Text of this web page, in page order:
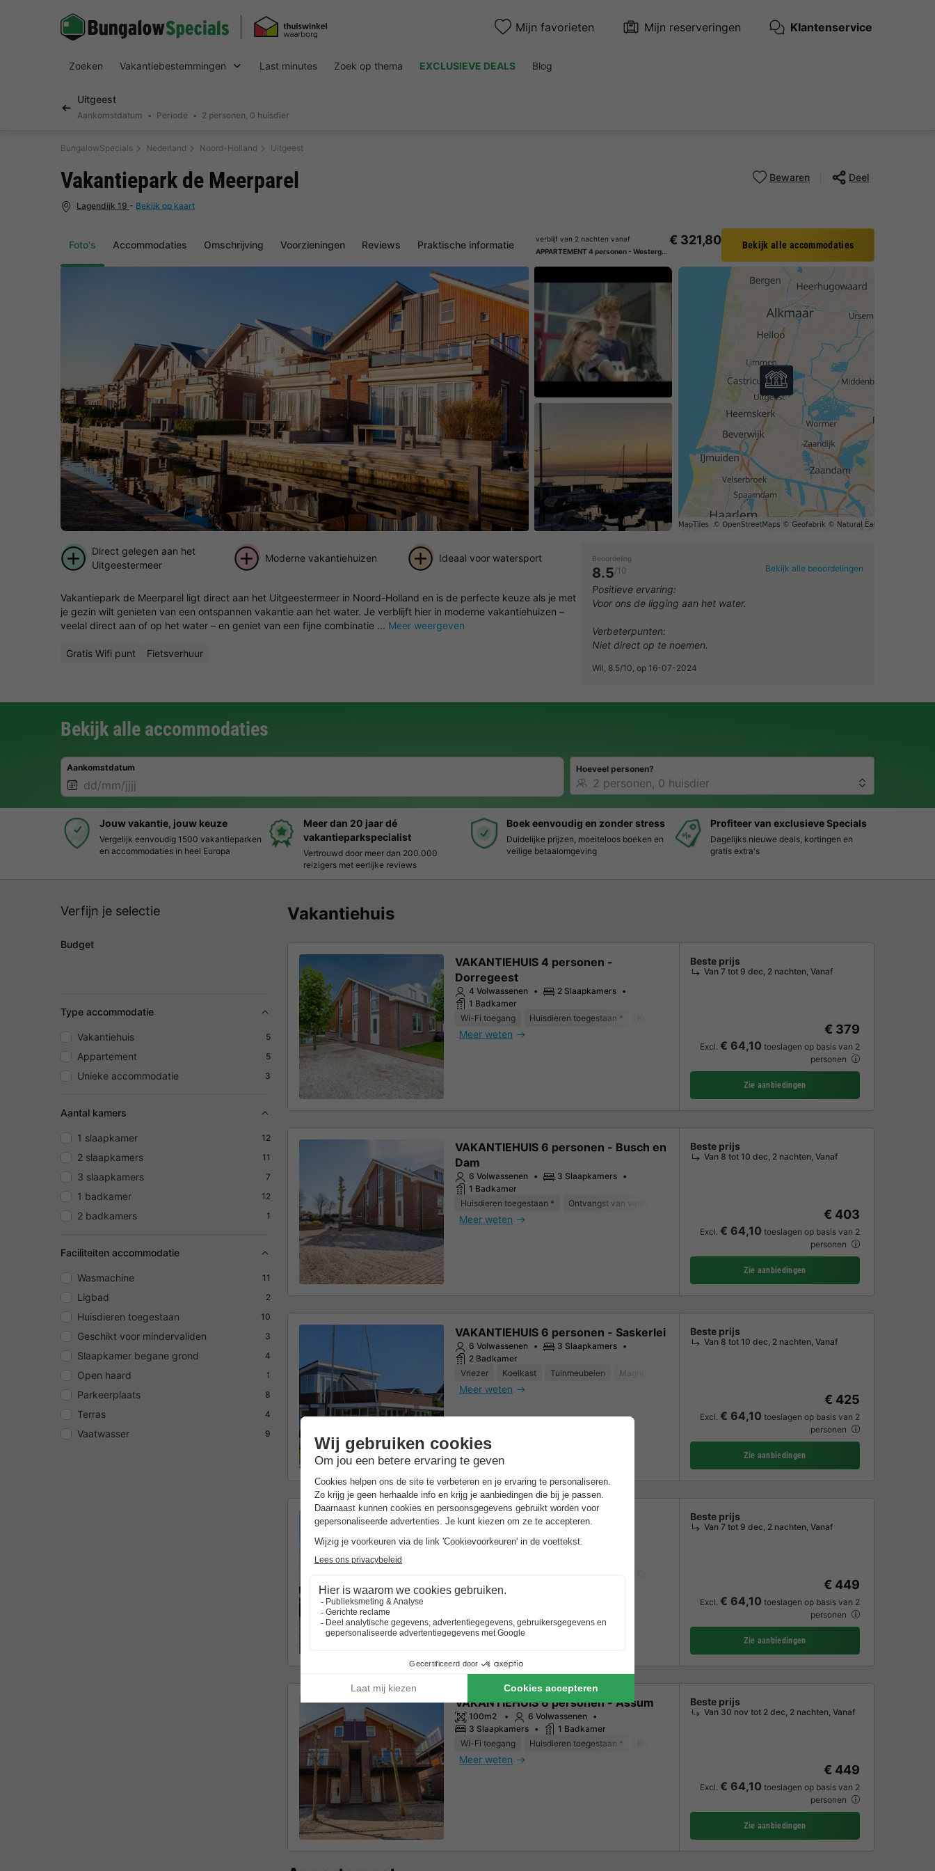
Mijn favorieten Mijn reserveringen Klantenservice
Zoeken Vakantiebestemmingen Last minutes Zoek op thema EXCLUSIEVE DEALS Blog
Uitgeest
Aankomstdatum Periode 2 personen, 0 huisdier
BungalowSpecials Nederland Noord-Holland Uitgeest
Foto's Accommodaties Omschrijving Voorzieningen Reviews Praktische informatie
verblijf van 2 nachten vanaf
APPARTEMENT 4 personen - Westergeest 2
€ 321,80 Bekijk alle accommodaties
Vakantiepark de Meerparel Bewaren Deel
Lagendijk 19 - Bekijk op kaart
Speel de video af
foto's
Beoordeling
8.5/10 Bekijk alle beoordelingen
Positieve ervaring:
Voor ons de ligging aan het water.
Verbeterpunten:
Niet direct op te noemen.
Wil, 8.5/10, op 16-07-2024
Direct gelegen aan het
Uitgeestermeer
Moderne vakantiehuizen Ideaal voor watersport
Vakantiepark de Meerparel ligt direct aan het Uitgeestermeer in Noord-Holland en is de perfecte keuze als je met
je gezin wilt genieten van een ontspannen vakantie aan het water. Je verblijft hier in moderne vakantiehuizen –
veelal direct aan of op het water – en geniet van een fijne combinatie ... Meer weergeven
Gratis Wifi punt Fietsverhuur
Bekijk alle accommodaties
Aankomstdatum Hoeveel personen?
Jouw vakantie, jouw keuze
Vergelijk eenvoudig 1500 vakantieparken
en accommodaties in heel Europa
Meer dan 20 jaar dé
vakantieparkspecialist
Vertrouwd door meer dan 200.000
reizigers met eerlijke reviews
Boek eenvoudig en zonder stress
Duidelijke prijzen, moeiteloos boeken en
veilige betaalomgeving
Profiteer van exclusieve Specials
Dagelijks nieuwe deals, kortingen en
gratis extra's
Verfijn je selectie
Budget
Type accommodatie
Vakantiehuis 5
Appartement 5
Unieke accommodatie 3
Aantal kamers
1 slaapkamer 12
2 slaapkamers 11
3 slaapkamers 7
1 badkamer 12
2 badkamers 1
Faciliteiten accommodatie
Wasmachine 11
Ligbad 2
Huisdieren toegestaan 10
Geschikt voor mindervaliden 3
Slaapkamer begane grond 4
Open haard 1
Parkeerplaats 8
Terras 4
Vaatwasser 9
Vakantiehuis
VAKANTIEHUIS 4 personen -
Dorregeest
4 Volwassenen
2 Slaapkamers
1 Badkamer
Wi-Fi toegang
Huisdieren toegestaan *
Meer weten
Beste prijs
Van 7 tot 9 dec, 2 nachten, Vanaf
€ 379
Excl. € 64,10 toeslagen op basis van 2
personen
Zie aanbiedingen
VAKANTIEHUIS 6 personen - Busch en
Dam
6 Volwassenen
3 Slaapkamers
1 Badkamer
Huisdieren toegestaan *
Ontvangst van verminderde mobiliteit
Meer weten
Beste prijs
Van 8 tot 10 dec, 2 nachten, Vanaf
€ 403
Excl. € 64,10 toeslagen op basis van 2
personen
Zie aanbiedingen
VAKANTIEHUIS 6 personen - Saskerlei
6 Volwassenen
3 Slaapkamers
2 Badkamer
Vriezer
Koelkast Tuinmeubelen Magnetron
Meer weten
Beste prijs
Van 8 tot 10 dec, 2 nachten, Vanaf
€ 425
Excl. € 64,10 toeslagen op basis van 2
personen
Zie aanbiedingen
VAKANTIEHUIS 6 personen -
6 Volwassenen
3 Slaapkamers
Meer weten
Beste prijs
Van 7 tot 9 dec, 2 nachten, Vanaf
€ 449
Excl. € 64,10 toeslagen op basis van 2
personen
Zie aanbiedingen
VAKANTIEHUIS 6 personen - Assum
100m2
6 Volwassenen
3 Slaapkamers
1 Badkamer
Wi-Fi toegang
Huisdieren toegestaan *
Meer weten
Beste prijs
Van 30 nov tot 2 dec, 2 nachten, Vanaf
€ 449
Excl. € 64,10 toeslagen op basis van 2
personen
Zie aanbiedingen